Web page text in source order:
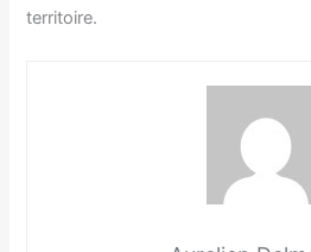
territoire.